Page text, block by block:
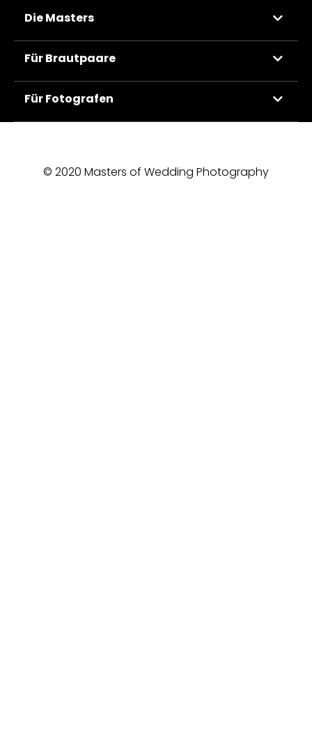
Die Masters
Für Brautpaare
Für Fotografen
© 2020 Masters of Wedding Photography